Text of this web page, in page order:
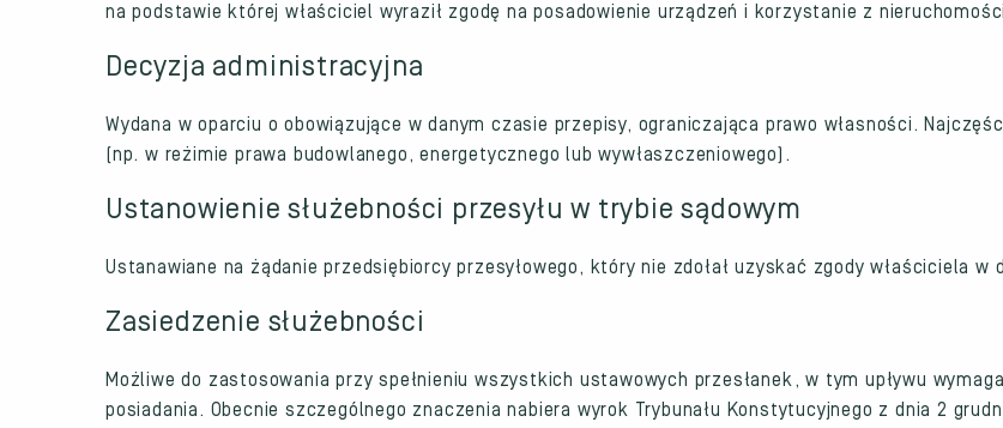
na podstawie której właściciel wyraził zgodę na posadowienie urządzeń i korzystanie z
Decyzja administracyjna
Wydana w oparciu o obowiązujące w danym czasie przepisy, ograniczająca prawo własności.
(np. w reżimie prawa budowlanego, energetycznego lub wywłaszczeniowego).
Ustanowienie służebności przesyłu w trybie sądowym
Ustanawiane na żądanie przedsiębiorcy przesyłowego, który nie zdołał uzyskać zgody właściciela w
Zasiedzenie służebności
Możliwe do zastosowania przy spełnieniu wszystkich ustawowych przesłanek, w tym upływu
posiadania. Obecnie szczególnego znaczenia nabiera wyrok Trybunału Konstytucyjnego z dnia 2